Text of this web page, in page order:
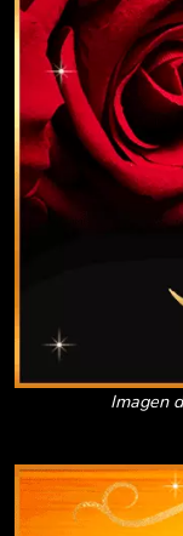
Imagen